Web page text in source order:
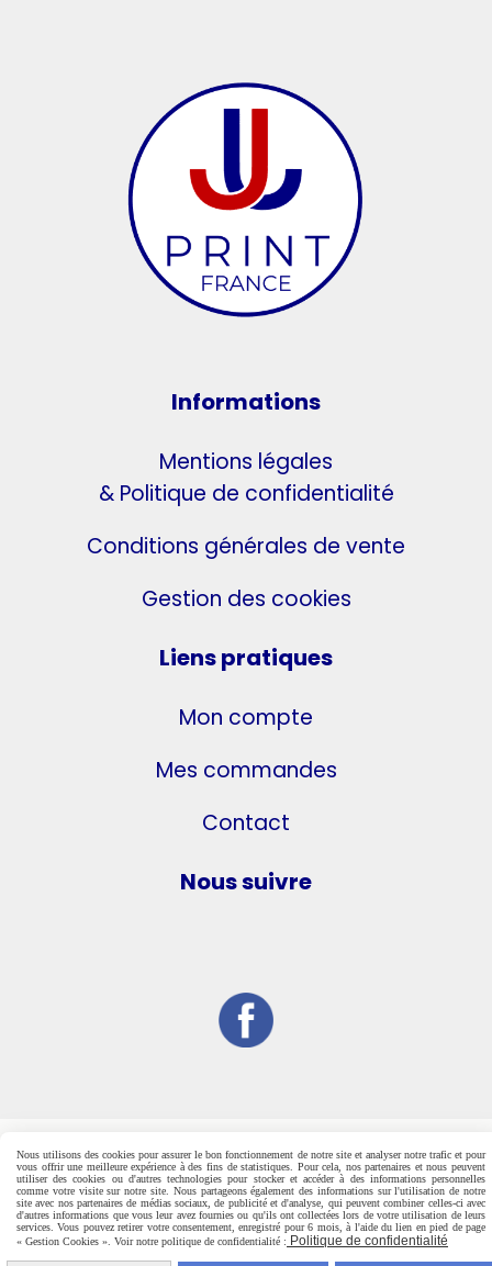
Informations
Mentions légales
& Politique de confidentialité
Conditions générales de vente
Gestion des cookies
Liens pratiques
Mon compte
Mes commandes
Contact
Nous suivre
Nous utilisons des cookies pour assurer le bon fonctionnement de notre site et analyser notre trafic et pour
vous offrir une meilleure expérience à des fins de statistiques. Pour cela, nos partenaires et nous peuvent
utiliser des cookies ou d'autres technologies pour stocker et accéder à des informations personnelles
comme votre visite sur notre site. Nous partageons également des informations sur l'utilisation de notre
site avec nos partenaires de médias sociaux, de publicité et d'analyse, qui peuvent combiner celles-ci avec
d'autres informations que vous leur avez fournies ou qu'ils ont collectées lors de votre utilisation de leurs
services. Vous pouvez retirer votre consentement, enregistré pour 6 mois, à l'aide du lien en pied de page
« Gestion Cookies ». Voir notre politique de confidentialité : Politique de confidentialité